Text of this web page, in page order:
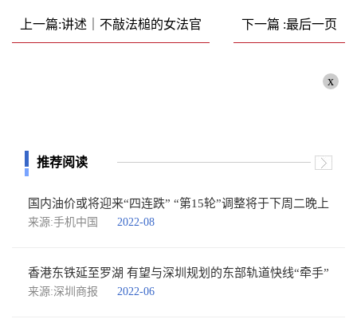
上一篇:讲述｜不敲法槌的女法官 下一篇 :最后一页
x
推荐阅读
国内油价或将迎来“四连跌” “第15轮”调整将于下周二晚上
来源:手机中国 2022-08
香港东铁延至罗湖 有望与深圳规划的东部轨道快线“牵手”
来源:深圳商报 2022-06